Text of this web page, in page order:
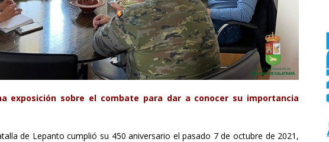
exposición sobre el combate para dar a conocer su importancia
de Lepanto cumplió su 450 aniversario el pasado 7 de octubre de 2021,